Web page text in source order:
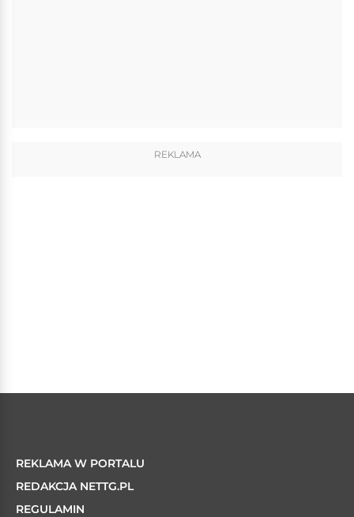
REKLAMA
REKLAMA W PORTALU
REDAKCJA NETTG.PL
REGULAMIN